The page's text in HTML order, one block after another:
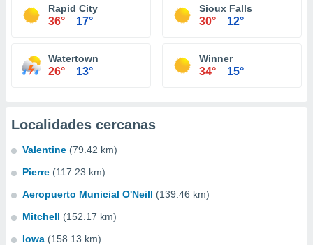
Rapid City
36° 17°
Sioux Falls
30° 12°
Watertown
26° 13°
Winner
34° 15°
Localidades cercanas
Valentine (79.42 km)
Pierre (117.23 km)
Aeropuerto Municial O'Neill (139.46 km)
Mitchell (152.17 km)
Iowa (158.13 km)